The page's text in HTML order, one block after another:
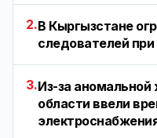
2.В Кыргызстане
следователей
3.Из-за
области ввели